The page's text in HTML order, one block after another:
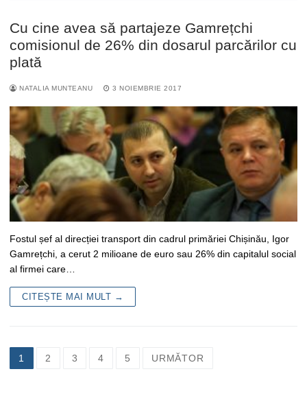
Cu cine avea să partajeze Gamrețchi
comisionul de 26% din dosarul parcărilor cu
plată
NATALIA MUNTEANU 3 NOIEMBRIE 2017
Fostul șef al direcției transport din cadrul primăriei Chișinău, Igor
Gamrețchi, a cerut 2 milioane de euro sau 26% din capitalul social
al firmei care…
CITEȘTE MAI MULT →
Navigare
în
1 2 3 4 5 URMĂTOR